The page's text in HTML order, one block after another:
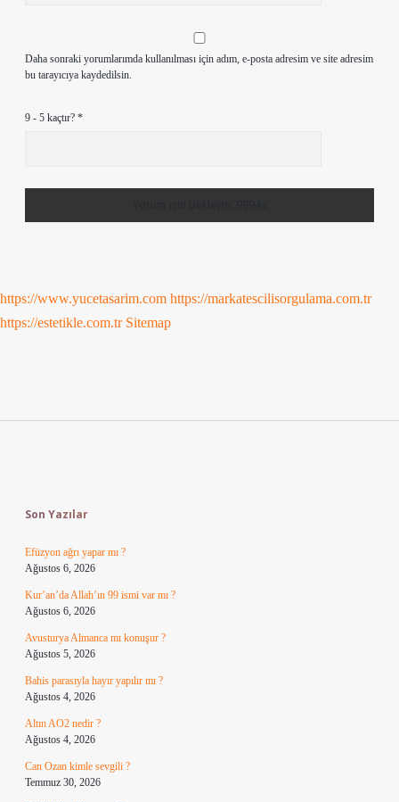
Daha sonraki yorumlarımda kullanılması için adım, e-posta adresim ve site adresim
bu tarayıcıya kaydedilsin.
9 - 5 kaçtır? *
https://www.yucetasarim.com https://markatescilisorgulama.com.tr
https://estetikle.com.tr Sitemap
Son Yazılar
Efüzyon ağrı yapar mı ?
Ağustos 6, 2026
Kur’an’da Allah’ın 99 ismi var mı ?
Ağustos 6, 2026
Avusturya Almanca mı konuşur ?
Ağustos 5, 2026
Bahis parasıyla hayır yapılır mı ?
Ağustos 4, 2026
Altın AO2 nedir ?
Ağustos 4, 2026
Can Ozan kimle sevgili ?
Temmuz 30, 2026